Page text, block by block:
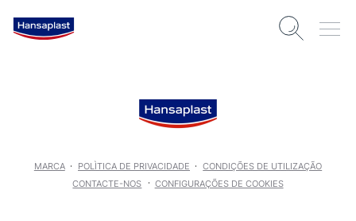
MARCA POLÌTICA DE PRIVACIDADE
CONDIÇÕES DE UTILIZAÇÃO
CONTACTE-NOS
CONFIGURAÇÕES DE COOKIES